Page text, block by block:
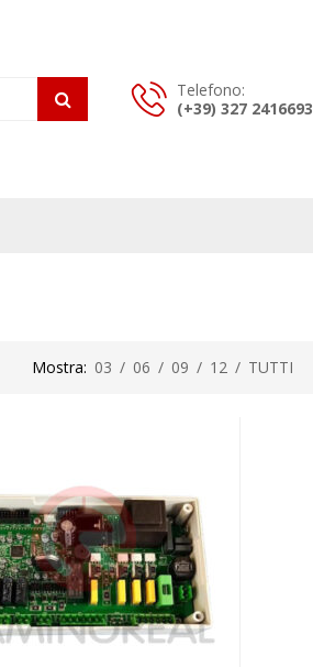
Telefono:
(+39) 327 2416693
Mostra: 03 / 06 / 09 / 12 / TUTTI